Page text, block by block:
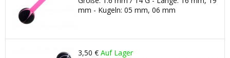
mm - Kugeln: 05 mm, 06 mm
3,50 € Auf Lager